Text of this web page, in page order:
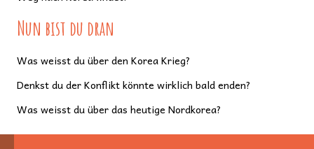
Nun bist du dran
Was weisst du über den Korea Krieg?
Denkst du der Konflikt könnte wirklich bald enden?
Was weisst du über das heutige Nordkorea?